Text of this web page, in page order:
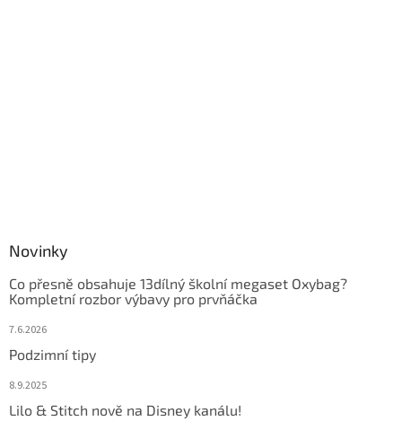
Novinky
Co přesně obsahuje 13dílný školní megaset Oxybag?
Kompletní rozbor výbavy pro prvňáčka
7.6.2026
Podzimní tipy
8.9.2025
Lilo & Stitch nově na Disney kanálu!